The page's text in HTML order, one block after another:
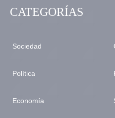
CATEGORÍAS
Sociedad
Política
Economía